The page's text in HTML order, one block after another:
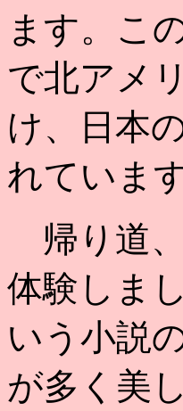
ます。こ
で北アメ
け、日本
れています
帰り道
体験しま
いう小説
が多く美